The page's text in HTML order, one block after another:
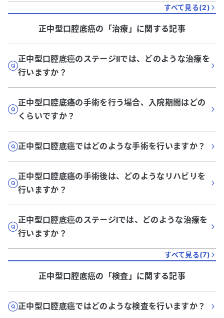
すべて見る(2)
正中型口腔底癌の「治療 」に関する記事
正中型口腔底癌のステージIIでは、どのような治療を
行いますか？
正中型口腔底癌の手術を行う場合、入院期間はどの
くらいですか？
正中型口腔底癌ではどのような手術を行いますか？
正中型口腔底癌の手術後は、どのようなリハビリを
行いますか？
正中型口腔底癌のステージIでは、どのような治療を
行いますか？
すべて見る(7)
正中型口腔底癌の「検査 」に関する記事
正中型口腔底癌ではどのような検査を行いますか？